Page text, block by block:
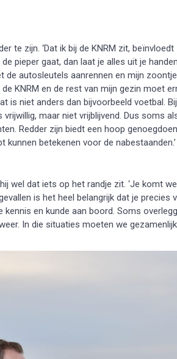
te zijn. ‘Dat ik bij de KNRM zit,
pieper gaat, dan laat je alles uit je
autosleutels aanrennen en mijn
KNRM en de rest van mijn gezin moet
is niet anders dan bijvoorbeeld voetbal.
maar niet vrijblijvend. Dus soms
Redder zijn biedt een hoop
betekenen voor de nabestaanden.’
wel dat iets op het randje zit. ‘Je komt
is het heel belangrijk dat je precies
en kunde aan boord. Soms
In die situaties moeten we gezamenlijk